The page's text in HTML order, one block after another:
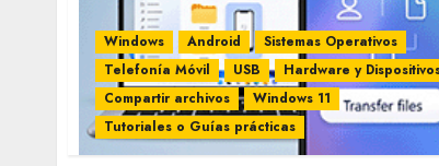
Windows Android
Sistemas Operativos
Telefonía Móvil
USB
Hardware y
Compartir archivos
Windows 11
Tutoriales o Guías prácticas